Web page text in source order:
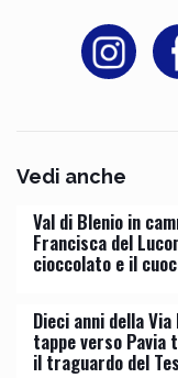
Vedi anche
Val di Blenio in
Francisca del
cioccolato e il
Dieci anni della
tappe verso
il traguardo del